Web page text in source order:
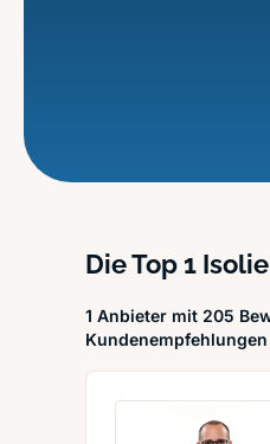
Die Top 1
1 Anbieter mit 205